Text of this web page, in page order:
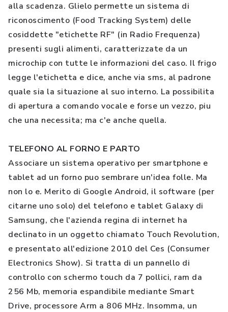
alla scadenza. Glielo permette un sistema di
riconoscimento (Food Tracking System) delle
cosiddette "etichette RF" (in Radio Frequenza)
presenti sugli alimenti, caratterizzate da un
microchip con tutte le informazioni del caso. Il frigo
legge l'etichetta e dice, anche via sms, al padrone
quale sia la situazione al suo interno. La possibilita
di apertura a comando vocale e forse un vezzo, piu
che una necessita; ma c'e anche quella.
TELEFONO AL FORNO E PARTO
Associare un sistema operativo per smartphone e
tablet ad un forno puo sembrare un'idea folle. Ma
non lo e. Merito di Google Android, il software (per
citarne uno solo) del telefono e tablet Galaxy di
Samsung, che l'azienda regina di internet ha
declinato in un oggetto chiamato Touch Revolution,
e presentato all'edizione 2010 del Ces (Consumer
Electronics Show). Si tratta di un pannello di
controllo con schermo touch da 7 pollici, ram da
256 Mb, memoria espandibile mediante Smart
Drive, processore Arm a 806 MHz. Insomma, un